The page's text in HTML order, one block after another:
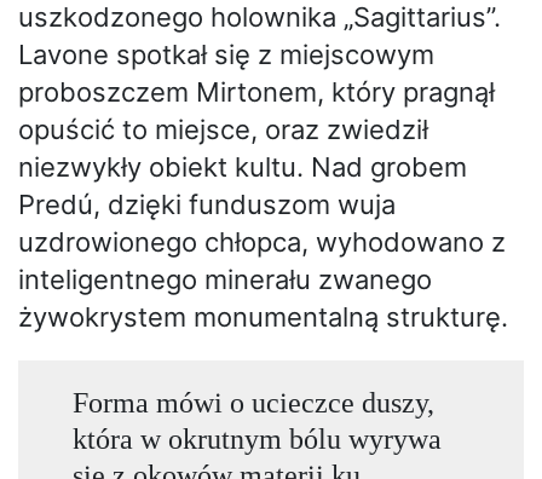
uszkodzonego holownika „Sagittarius”.
Lavone spotkał się z miejscowym
proboszczem Mirtonem, który pragnął
opuścić to miejsce, oraz zwiedził
niezwykły obiekt kultu. Nad grobem
Predú, dzięki funduszom wuja
uzdrowionego chłopca, wyhodowano z
inteligentnego minerału zwanego
żywokrystem monumentalną strukturę.
Forma mówi o ucieczce duszy,
która w okrutnym bólu wyrywa